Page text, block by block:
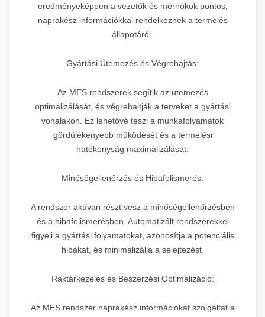
eredményeképpen a vezetők és mérnökök pontos,
naprakész információkkal rendelkeznek a termelés
állapotáról.
Gyártási Ütemezés és Végrehajtás:
Az MES rendszerek segítik az ütemezés
optimalizálását, és végrehajtják a terveket a gyártási
vonalakon. Ez lehetővé teszi a munkafolyamatok
gördülékenyebb működését és a termelési
hatékonyság maximalizálását.
Minőségellenőrzés és Hibafelismerés:
A rendszer aktívan részt vesz a minőségellenőrzésben
és a hibafelismerésben. Automatizált rendszerekkel
figyeli a gyártási folyamatokat, azonosítja a potenciális
hibákat, és minimalizálja a selejtezést.
Raktárkezelés és Beszerzési Optimalizáció:
Az MES rendszer naprakész információkat szolgáltat a